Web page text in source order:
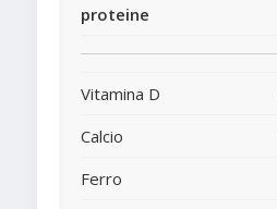
proteine
Vitamina D
Calcio
Ferro